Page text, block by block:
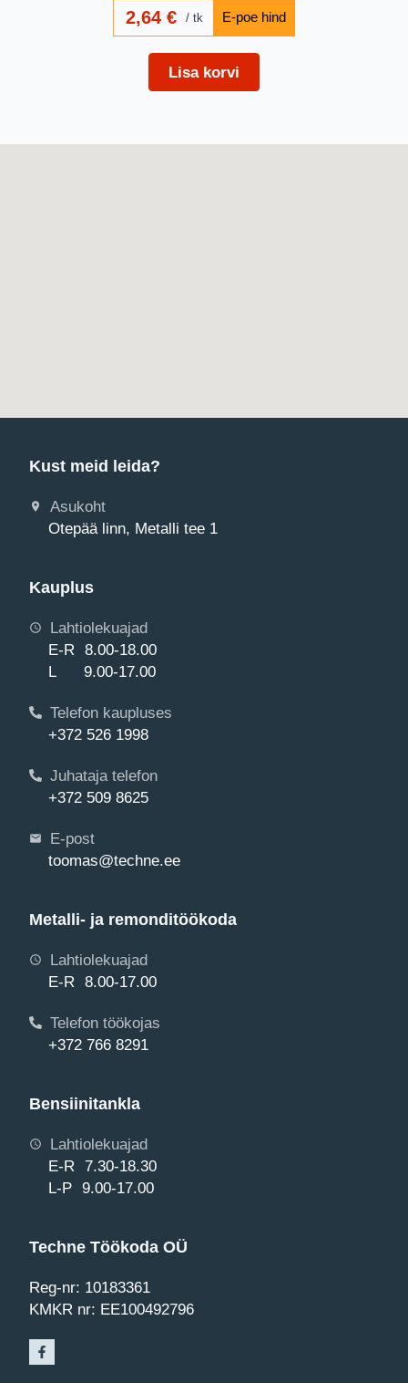
2,64€ tk
Lisa korvi
Kust meid leida?
Asukoht
Otepää linn, Metalli tee 1
Kauplus
Lahtiolekuajad
E-R 8.00-18.00
L 9.00-17.00
Telefon kaupluses
+372 526 1998
Juhataja telefon
+372 509 8625
E-post
toomas@techne.ee
Metalli- ja remonditöökoda
Lahtiolekuajad
E-R 8.00-17.00
Telefon töökojas
+372 766 8291
Bensiinitankla
Lahtiolekuajad
E-R 7.30-18.30
L-P 9.00-17.00
Techne Töökoda OÜ
Reg-nr: 10183361
KMKR nr: EE100492796